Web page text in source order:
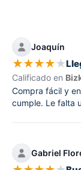
Joaquín
★★★★★
Calificado en
Compra fácil y
cumple. Le falta
Gabriel